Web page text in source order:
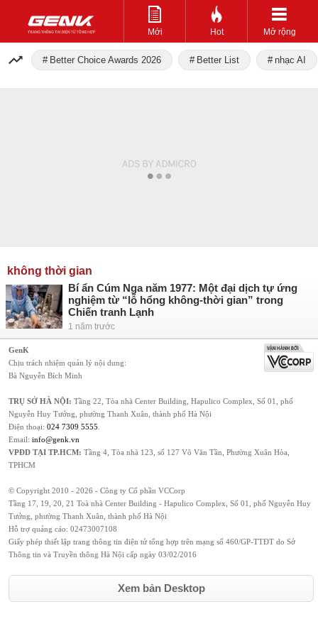
Mới Hot Mở rộng
Better Choice Awards 2026 Better List nhạc AI
không thời gian
Bí ẩn Cúm Nga năm 1977: Một đại dịch tự ứng
nghiệm từ “lỗ hổng không-thời gian” trong
Chiến tranh Lạnh
1 năm trước
GenK
Chịu trách nhiệm quản lý nội dung:
Bà Nguyễn Bích Minh
TRỤ SỞ HÀ NỘI: Tầng 22, Tòa nhà Center Building, Hapulico Complex, Số 01, phố
Nguyễn Huy Tưởng, phường Thanh Xuân, thành phố Hà Nội
Điện thoại: 024 7309 5555
Email: info@genk.vn
VPĐD TẠI TP.HCM: Tầng 4, Tòa nhà 123, số 127 Võ Văn Tần, Phường Xuân Hòa,
TPHCM
© Copyright 2010 - 2026 - Công ty Cổ phần VCCorp
Tầng 17, 19, 20, 21 Toà nhà Center Building - Hapulico Complex, Số 01, phố Nguyễn Huy
Tưởng, phường Thanh Xuân, thành phố Hà Nội
Hỗ trợ quảng cáo: 02473007108
Giấy phép thiết lập trang thông tin điện tử tổng hợp trên mạng số 460/GP-TTĐT do Sở
Thông tin và Truyền thông Hà Nội cấp ngày 03/02/2016
Xem bản Desktop